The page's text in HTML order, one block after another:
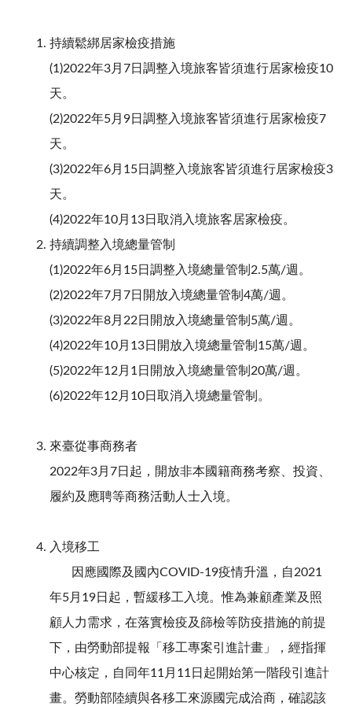
持續鬆綁居家檢疫措施
(1)2022年3月7日調整入境旅客皆須進行居家檢疫10
天。
(2)2022年5月9日調整入境旅客皆須進行居家檢疫7
天。
(3)2022年6月15日調整入境旅客皆須進行居家檢疫3
天。
(4)2022年10月13日取消入境旅客居家檢疫。
持續調整入境總量管制
(1)2022年6月15日調整入境總量管制2.5萬/週。
(2)2022年7月7日開放入境總量管制4萬/週。
(3)2022年8月22日開放入境總量管制5萬/週。
(4)2022年10月13日開放入境總量管制15萬/週。
(5)2022年12月1日開放入境總量管制20萬/週。
(6)2022年12月10日取消入境總量管制。
來臺從事商務者
2022年3月7日起，開放非本國籍商務考察、投資、
履約及應聘等商務活動人士入境。
入境移工
因應國際及國內COVID-19疫情升溫，自2021
年5月19日起，暫緩移工入境。惟為兼顧產業及照
顧人力需求，在落實檢疫及篩檢等防疫措施的前提
下，由勞動部提報「移工專案引進計畫」，經指揮
中心核定，自同年11月11日起開始第一階段引進計
畫。勞動部陸續與各移工來源國完成洽商，確認該